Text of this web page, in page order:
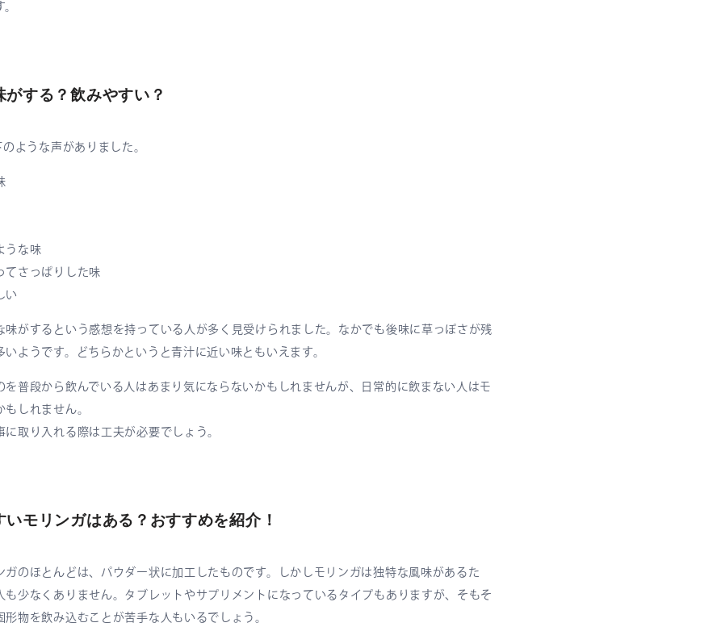
する？飲みやすい？
ような声がありました。
うな味
てさっぱりした味
い
がするという感想を持っている人が多く見受けられました。なかでも後味に草っぽさが残
ようです。どちらかというと青汁に近い味ともいえます。
普段から飲んでいる人はあまり気にならないかもしれませんが、日常的に飲まない人はモ
しれません。
取り入れる際は工夫が必要でしょう。
モリンガはある？おすすめを紹介！
ガのほとんどは、パウダー状に加工したものです。しかしモリンガは独特な風味があるた
も少なくありません。タブレットやサプリメントになっているタイプもありますが、そもそ
物を飲み込むことが苦手な人もいるでしょう。